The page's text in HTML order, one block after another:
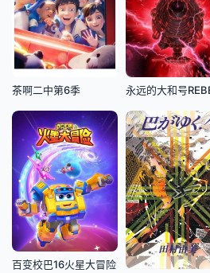
茶啊二中第6季
百变校巴16火星大冒险